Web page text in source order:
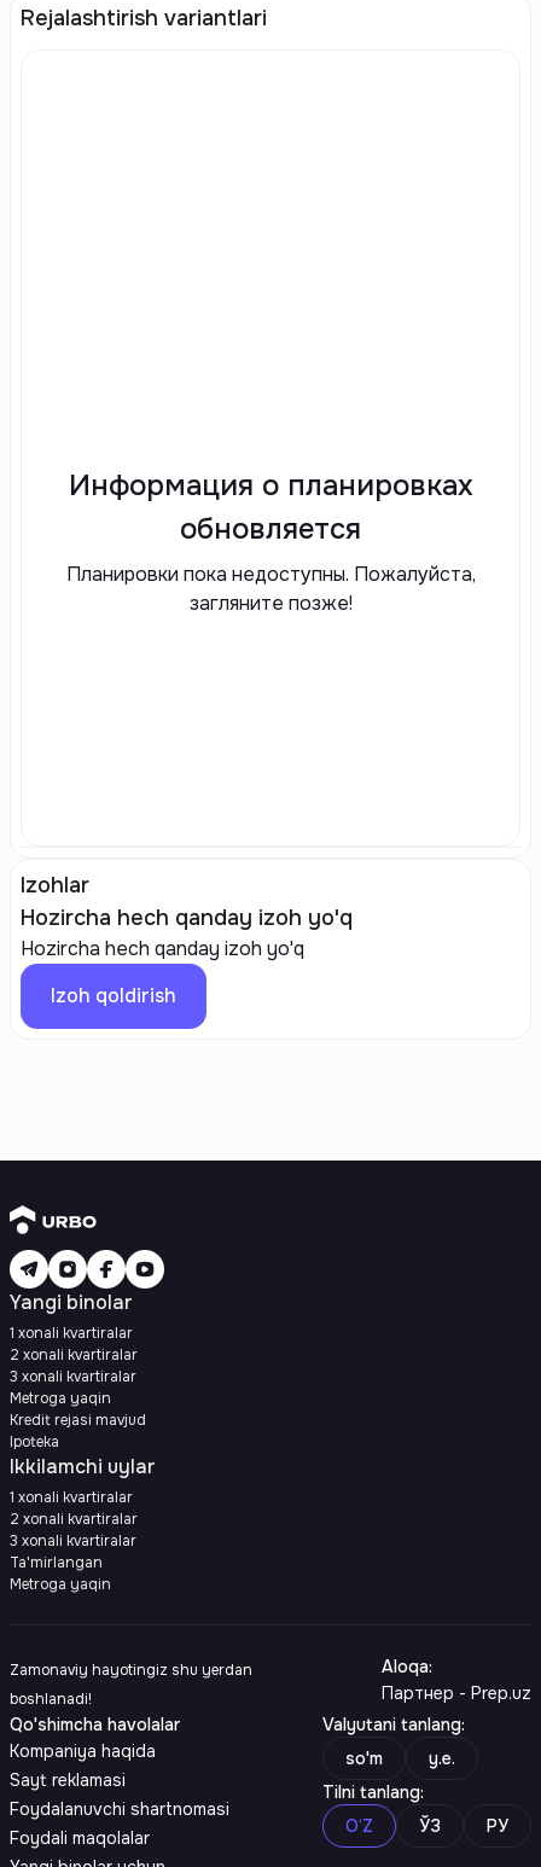
Rejalashtirish variantlari
Информация о планировках
обновляется
Планировки пока недоступны. Пожалуйста,
загляните позже!
Izohlar
Hozircha hech qanday izoh yo'q
Hozircha hech qanday izoh yo'q
Izoh qoldirish
Yangi binolar
1 xonali kvartiralar
2 xonali kvartiralar
3 xonali kvartiralar
Metroga yaqin
Kredit rejasi mavjud
Ipoteka
Ikkilamchi uylar
1 xonali kvartiralar
2 xonali kvartiralar
3 xonali kvartiralar
Ta'mirlangan
Metroga yaqin
Zamonaviy hayotingiz shu yerdan
boshlanadi!
Aloqa:
Партнер - Prep.uz
Qo'shimcha havolalar
Kompaniya haqida
Sayt reklamasi
Foydalanuvchi shartnomasi
Foydali maqolalar
Valyutani tanlang:
so'm
y.e.
Tilni tanlang:
O‘Z
ЎЗ РУ